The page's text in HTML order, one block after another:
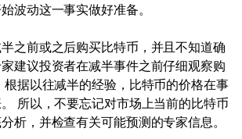
波动这一事实做好准备。
之前或之后购买比特币，并且不知道确
建议投资者在减半事件之前仔细观察购
根据以往减半的经验，比特币的价格在事
所以，不要忘记对市场上当前的比特币
析，并检查有关可能预测的专家信息。